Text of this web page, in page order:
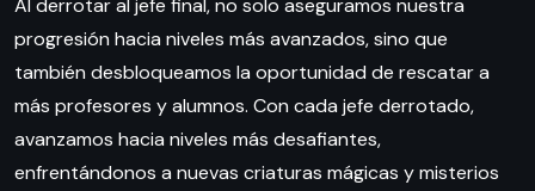
Al derrotar al jefe final, no solo aseguramos nuestra
progresión hacia niveles más avanzados, sino que
también desbloqueamos la oportunidad de rescatar a
más profesores y alumnos. Con cada jefe derrotado,
avanzamos hacia niveles más desafiantes,
enfrentándonos a nuevas criaturas mágicas y misterios